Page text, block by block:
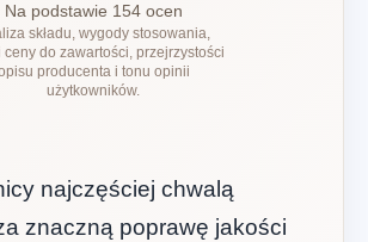
Na podstawie 154 ocen
składu, wygody stosowania,
ceny do zawartości, przejrzystości
producenta i tonu opinii
użytkowników.
najczęściej chwalą
znaczną poprawę jakości